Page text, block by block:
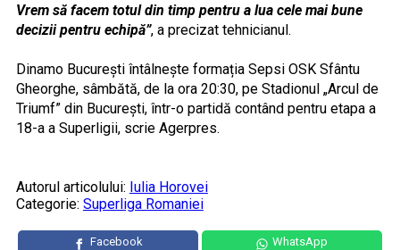
Vrem să facem totul din timp pentru a lua cele mai bune
decizii pentru echipă”, a precizat tehnicianul.
Dinamo București întâlnește formația Sepsi OSK Sfântu
Gheorghe, sâmbătă, de la ora 20:30, pe Stadionul „Arcul de
Triumf” din București, într-o partidă contând pentru etapa a
18-a a Superligii, scrie Agerpres.
Autorul articolului: Iulia Horovei
Categorie: Superliga Romaniei
Facebook WhatsApp